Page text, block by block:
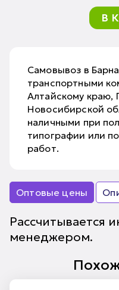
В
Самовывоз в
транспортными
Алтайскому краю,
Новосибирской
наличными при
типографии или
работ.
Оптовые цены
Рассчитывается
менеджером.